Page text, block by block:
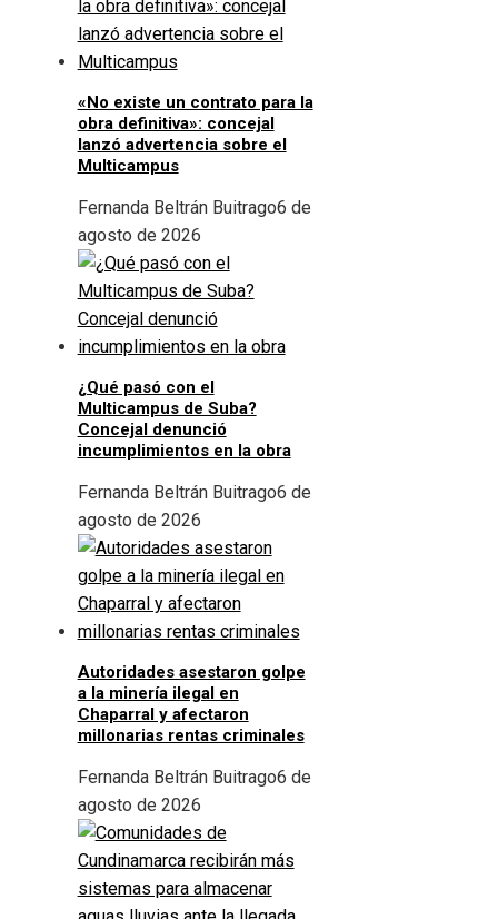
«No existe un contrato para la
obra definitiva»: concejal
lanzó advertencia sobre el
Multicampus
Fernanda Beltrán Buitrago6 de
agosto de 2026
¿Qué pasó con el
Multicampus de Suba?
Concejal denunció
incumplimientos en la obra
Fernanda Beltrán Buitrago6 de
agosto de 2026
Autoridades asestaron golpe
a la minería ilegal en
Chaparral y afectaron
millonarias rentas criminales
Fernanda Beltrán Buitrago6 de
agosto de 2026